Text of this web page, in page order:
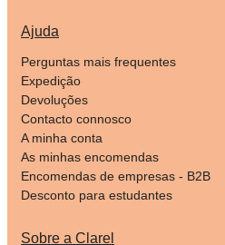
Ajuda
Perguntas mais frequentes
Expedição
Devoluções
Contacto connosco
A minha conta
As minhas encomendas
Encomendas de empresas - B2B
Desconto para estudantes
Sobre a Clarel